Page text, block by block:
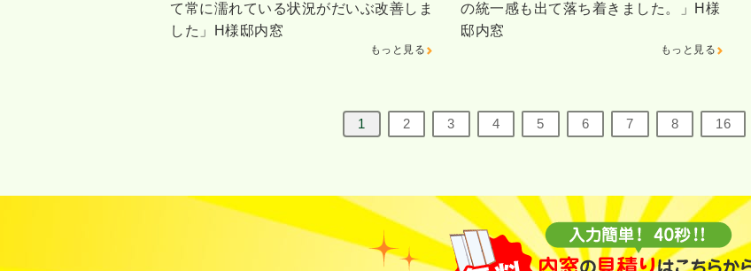
て常に濡れている状況がだいぶ改善しま
した」H様邸内窓
もっと見る
の統一感も出て落ち着きました。」H様
邸内窓
もっと見る
1 2 3 4 5 6 7 8 16